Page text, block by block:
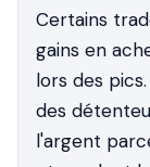
Certains
gains en
lors des
des
l'argent